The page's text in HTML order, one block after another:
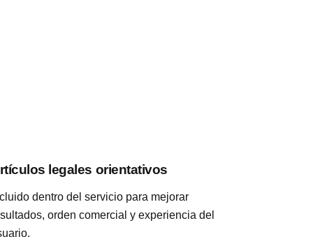
legales orientativos
dentro del servicio para mejorar
orden comercial y experiencia del